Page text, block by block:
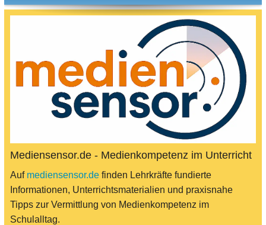
Mediensensor.de - Medienkompetenz im Unterricht
Auf mediensensor.de finden Lehrkräfte fundierte
Informationen, Unterrichtsmaterialien und praxisnahe
Tipps zur Vermittlung von Medienkompetenz im
Schulalltag.